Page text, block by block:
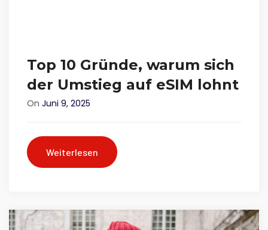
Top 10 Gründe, warum sich
der Umstieg auf eSIM lohnt
On Juni 9, 2025
Weiterlesen